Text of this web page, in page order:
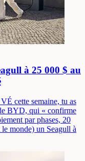
à 25 000 $ au
cette semaine, tu as
BYD, qui « confirme
par phases, 20
monde) un Seagull à